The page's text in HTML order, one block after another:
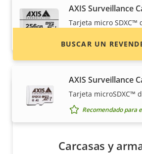
AXIS Surveillance
Tarjeta micro SDXC™
AXIS Surveillance
Tarjeta microSDXC™
Recomendado para
Carcasas y
sistemas de Axis.
BUSCAR UN